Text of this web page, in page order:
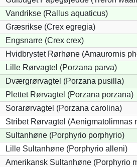
Vandrikse (Rallus aquaticus)
Græsrikse (Crex egregia)
Engsnarre (Crex crex)
Hvidbrystet Rørhøne (Amaurornis
Lille Rørvagtel (Porzana parva)
Dværgrørvagtel (Porzana pusilla)
Plettet Rørvagtel (Porzana porzana)
Sorarørvagtel (Porzana carolina)
Stribet Rørvagtel (Aenigmatolimnas
Sultanhøne (Porphyrio porphyrio)
Lille Sultanhøne (Porphyrio alleni)
Amerikansk Sultanhøne (Porphyrio